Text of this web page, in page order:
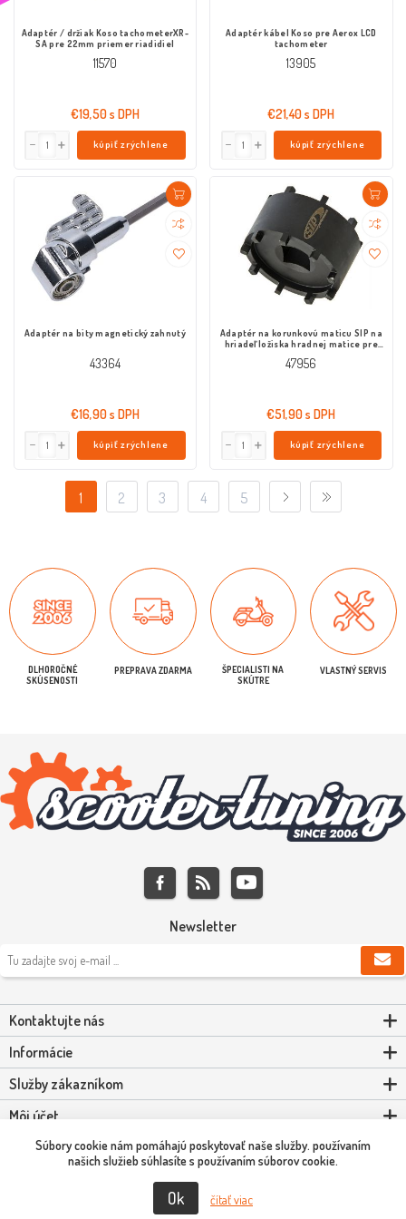
Adaptér / držiak Koso tachometerXR-
SA pre 22mm priemer riadidiel
11570
€19,50 s DPH
kúpiť zrýchlene
Adaptér kábel Koso pre Aerox LCD
tachometer
13905
€21,40 s DPH
kúpiť zrýchlene
Adaptér na bity magnetický zahnutý
43364
€16,90 s DPH
kúpiť zrýchlene
Adaptér na korunkovú maticu SIP na
hriadeľ ložiska hradnej matice pre
VBA, VBB, VGLA, B, GL, Sprint 1°, V 1°,
47956
€51,90 s DPH
kúpiť zrýchlene
1 2 3 4 5
DLHOROČNÉ
SKÚSENOSTI
PREPRAVA ZDARMA
ŠPECIALISTI NA
SKÚTRE
VLASTNÝ SERVIS
Newsletter
Kontaktujte nás
Informácie
Služby zákazníkom
Môj účet
Powered bynopCommerce
Copyright © 2026 Scooter-Tuning SK. Všetky práva vyhradené.
Súbory cookie nám pomáhajú poskytovať naše služby. používaním
našich služieb súhlasíte s používaním súborov cookie.
Ok čítať viac